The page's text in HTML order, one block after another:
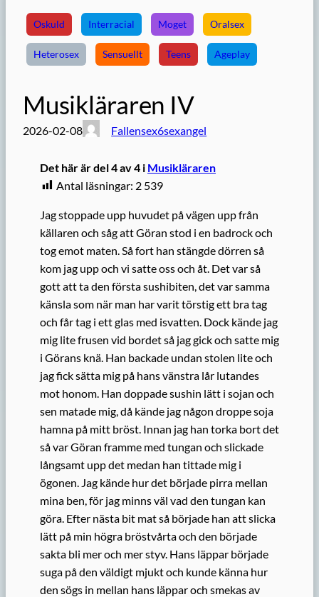
Oskuld Interracial Moget Oralsex
Heterosex Sensuellt Teens Ageplay
Musikläraren IV
2026-02-08 Fallensex6sexangel
Det här är del 4 av 4 i Musikläraren
Antal läsningar: 2 539
Jag stoppade upp huvudet på vägen upp från
källaren och såg att Göran stod i en badrock och
tog emot maten. Så fort han stängde dörren så
kom jag upp och vi satte oss och åt. Det var så
gott att ta den första sushibiten, det var samma
känsla som när man har varit törstig ett bra tag
och får tag i ett glas med isvatten. Dock kände jag
mig lite frusen vid bordet så jag gick och satte mig
i Görans knä. Han backade undan stolen lite och
jag fick sätta mig på hans vänstra lår lutandes
mot honom. Han doppade sushin lätt i sojan och
sen matade mig, då kände jag någon droppe soja
hamna på mitt bröst. Innan jag han torka bort det
så var Göran framme med tungan och slickade
långsamt upp det medan han tittade mig i
ögonen. Jag kände hur det började pirra mellan
mina ben, för jag minns väl vad den tungan kan
göra. Efter nästa bit mat så började han att slicka
lätt på min högra bröstvårta och den började
sakta bli mer och mer styv. Hans läppar började
suga på den väldigt mjukt och kunde känna hur
den sögs in mellan hans läppar och smekas av